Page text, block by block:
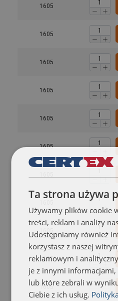
1605
1605
1605
1605
1605
1605
1605
1605
1605
Ta strona używa
Używamy plików cookie
treści, reklam i analizy
Udostępniamy również
korzystasz z naszej
reklamowym i
je z innymi informacjami,
lub które zebrali w
Ciebie z ich usług.